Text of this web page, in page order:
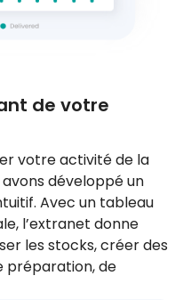
de votre
votre activité de la
développé un
Avec un tableau
l’extranet donne
les stocks, créer des
préparation, de